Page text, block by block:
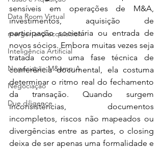
Data Room Virtual
merger and acquisition
Inteligência Artificial
Negociação M&amp;A
Negociação
Due diligence
sensíveis em operações de M&A,
investimentos, aquisição de
participação societária ou entrada de
novos sócios. Embora muitas vezes seja
tratada como uma fase técnica de
conferência documental, ela costuma
determinar o ritmo real do fechamento
da transação. Quando surgem
inconsistências, documentos
incompletos, riscos não mapeados ou
divergências entre as partes, o closing
deixa de ser apenas uma formalidade e